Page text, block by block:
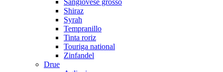
Sangiovese grosso
Shiraz
Syrah
Tempranillo
Tinta roriz
Touriga national
Zinfandel
Drue